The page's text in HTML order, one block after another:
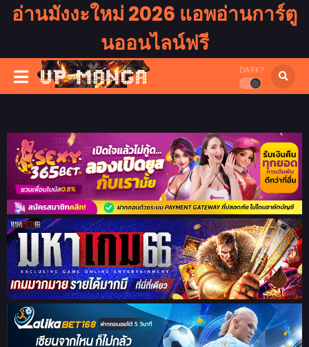
อ่านมังงะใหม่ 2026 แอพอ่านการ์ตู
นออนไลน์ฟรี
DARK?